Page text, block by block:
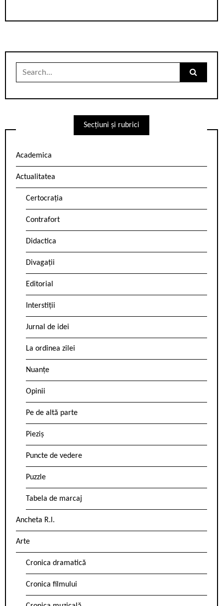
Secțiuni și rubrici
Academica
Actualitatea
Certocrația
Contrafort
Didactica
Divagații
Editorial
Interstiții
Jurnal de idei
La ordinea zilei
Nuanțe
Opinii
Pe de altă parte
Pieziș
Puncte de vedere
Puzzle
Tabela de marcaj
Ancheta R.l.
Arte
Cronica dramatică
Cronica filmului